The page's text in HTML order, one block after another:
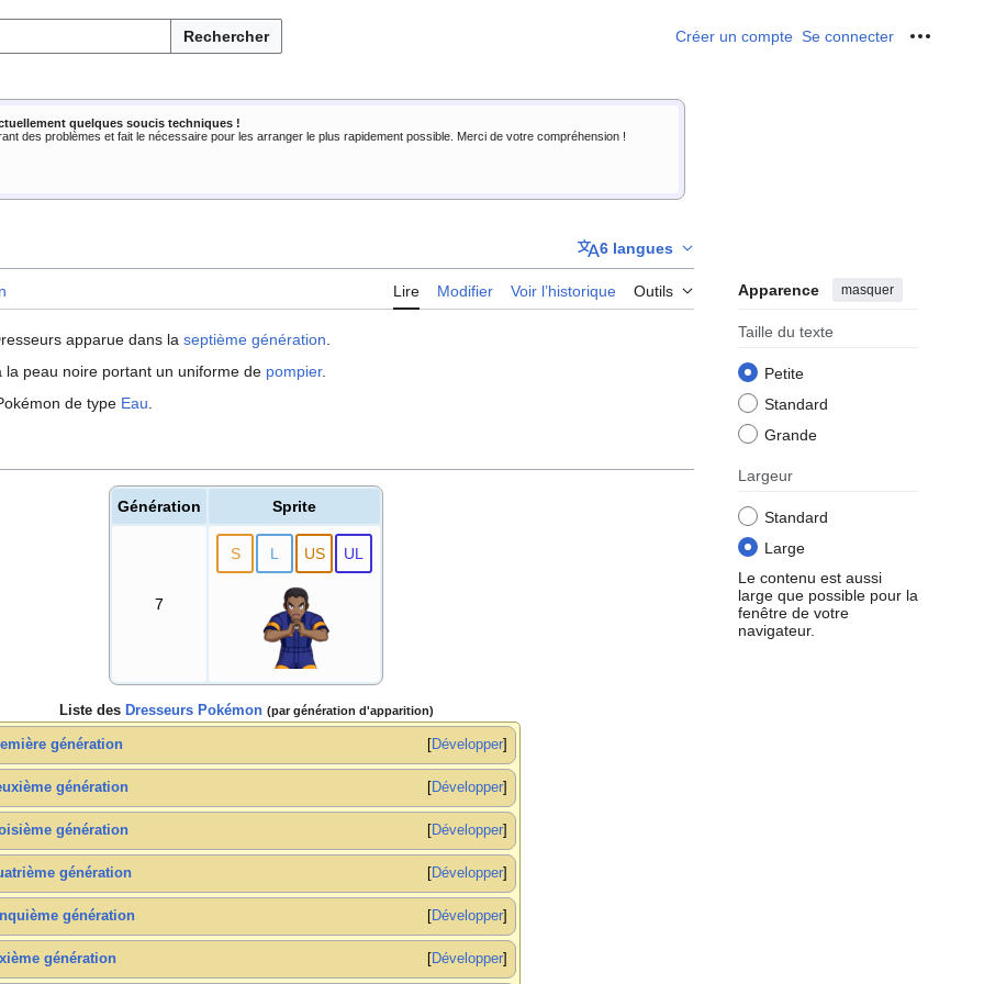
Rechercher Créer un compte Se connecter Outils
quelques soucis techniques !
des problèmes et fait le nécessaire pour les arranger le plus rapidement possible. Merci de votre compréhension !
6 langues
Lire Modifier Voir l’historique Outils Apparence masquer
Taille du texte
Petite
Standard
Grande
Largeur
Standard
Large
Le contenu est aussi
large que possible pour la
fenêtre de votre
navigateur.
apparue dans la septième génération
peau noire portant un uniforme de pompier.
de type Eau
Génération Sprite
7
S L US UL
Liste des Dresseurs Pokémon (par génération d'apparition)
Développer
génération
Développer
génération
Développer
génération
Développer
génération
Développer
génération
Développer
génération